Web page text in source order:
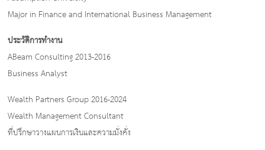
Major in Finance and International Business Management
ประวัติการทำงาน
ABeam Consulting 2013-2016
Business Analyst
Wealth Partners Group 2016-2024
Wealth Management Consultant
ที่ปรึกษาวางแผนการเงินและความมั่งคั่ง